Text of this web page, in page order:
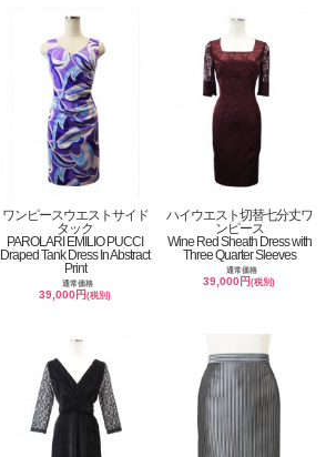
ワンピースウエストサイド
タック
PAROLARI EMILIO PUCCI
Draped Tank Dress In Abstract
Print
通常価格
39,000円(税別)
ハイウエスト切替七分丈ワ
ンピース
Wine Red Sheath Dress with
Three Quarter Sleeves
通常価格
39,000円(税別)